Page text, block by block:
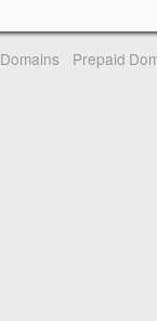
Domains Prepaid